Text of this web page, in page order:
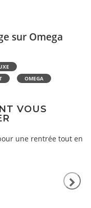
sur Omega
OMEGA
VOUS